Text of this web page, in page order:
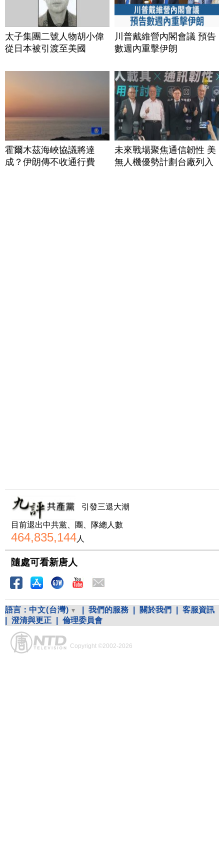
太子集團二號人物胡小偉
從日本被引渡至美國
川普戴維營內閣會議 預告
數週內重擊伊朗
霍爾木茲海峽協議將達
成？伊朗傳不收通行費
未來戰場聚焦通信韌性 美
無人機優勢計劃台廠列入
引發三退大潮
目前退出中共黨、團、隊總人數
464,835,144人
隨處可看新唐人
語言： 中文(台灣) 我們的服務 關於我們
客服資訊
澄清與更正 倫理委員會
Copyright ©2002-2026